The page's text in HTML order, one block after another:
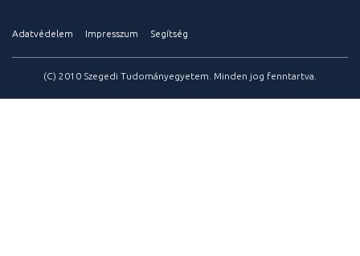
Adatvédelem Impresszum Segítség
(C) 2010 Szegedi Tudományegyetem. Minden jog fenntartva.